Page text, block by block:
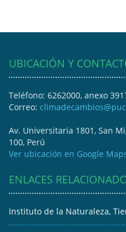
UBICACIÓN Y
Teléfono: 6262000, anexo
Correo:
Av. Universitaria 1801, San
100, Perú
Ver ubicación en Google
ENLACES
Instituto de la Naturaleza,